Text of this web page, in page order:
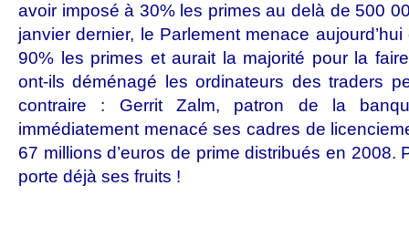
avoir imposé à 30% les primes au delà de 500
janvier dernier, le Parlement menace
90% les primes et aurait la majorité pour la
ont-ils déménagé les ordinateurs des traders
contraire : Gerrit Zalm, patron de la
immédiatement menacé ses cadres de
67 millions d’euros de prime distribués en 2008.
porte déjà ses fruits !